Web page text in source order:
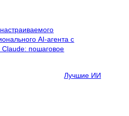
Лучшие ИИ